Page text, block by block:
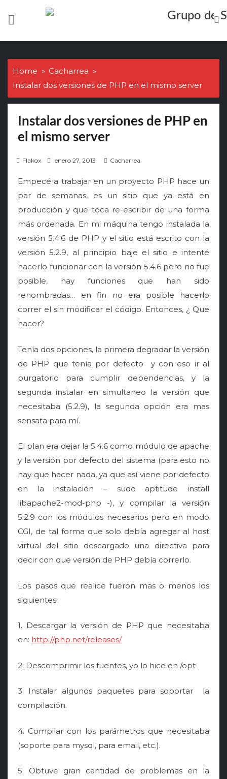
Home
Cacharrea
Instalar dos versiones de PHP en el mismo server
Instalar dos versiones de PHP en
el mismo server
Flakox
s
t
e
d
enero 27, 2013 Cacharrea
Empecé a trabajar en un proyecto PHP hace un
par de semanas, es un sitio que ya está en
producción y que toca re-escribir de una forma
más ordenada. En mi máquina tengo instalada la
versión 5.4.6 de PHP y el sitio está escrito con la
versión 5.2.9, al principio baje el sitio e intenté
hacerlo funcionar con la versión 5.4.6 pero no fue
posible, hay funciones que han sido
renombradas… en fin no era posible hacerlo
correr el sin modificar el código. Entonces, ¿ Que
hacer?
Tenía dos opciones, la primera degradar la versión
de PHP que tenía por defecto y con eso ir al
purgatorio para cumplir dependencias, y la
segunda instalar en simultaneo la versión que
necesitaba (5.2.9), la segunda opción era mas
sensata para mí.
El plan era dejar la 5.4.6 como módulo de apache
y la versión por defecto del sistema (para esto no
hay que hacer nada, ya que así viene por defecto
en la instalación – sudo aptitude install
libapache2-mod-php -), y compilar la versión
5.2.9 con los módulos necesarios pero en modo
CGI, de tal forma que solo debía agregar al host
virtual del sitio descargado una directiva para
decir con que versión de PHP debía correrlo.
Los pasos que realice fueron mas o menos los
siguientes:
1. Descargar la versión de PHP que necesitaba
en: http://php.net/releases/
2. Descomprimir los fuentes, yo lo hice en /opt
3. Instalar algunos paquetes para soportar la
compilación.
4. Compilar con los parámetros que necesitaba
(soporte para mysql, para email, etc.).
5. Obtuve gran cantidad de problemas en la